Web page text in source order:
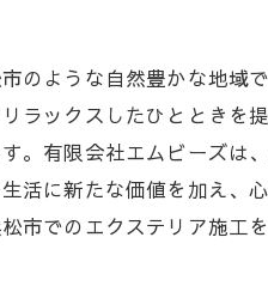
のような自然豊かな地域
ラックスしたひとときを提
。有限会社エムビーズは
活に新たな価値を加え、
市でのエクステリア施工